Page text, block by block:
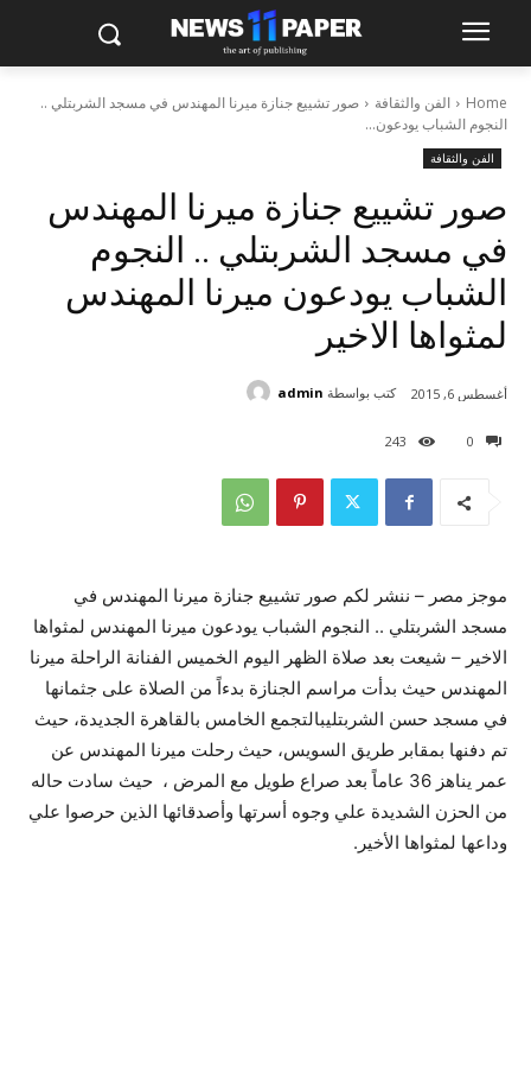
Home الفن والثقافة
صور تشييع جنازة ميرنا المهندس في مسجد الشربتلي ..
النجوم الشباب يودعون...
الفن والثقافة
صور تشييع جنازة ميرنا المهندس
في مسجد الشربتلي .. النجوم
الشباب يودعون ميرنا المهندس
لمثواها الاخير
0
243
أغسطس 6, 2015 كتب بواسطة admin
موجز مصر – ننشر لكم صور تشييع جنازة ميرنا المهندس في
مسجد الشربتلي .. النجوم الشباب يودعون ميرنا المهندس لمثواها
الاخير – شيعت بعد صلاة الظهر اليوم الخميس الفنانة الراحلة ميرنا
المهندس حيث بدأت مراسم الجنازة بدءاً من الصلاة على جثمانها
في مسجد حسن الشربتليبالتجمع الخامس بالقاهرة الجديدة، حيث
تم دفنها بمقابر طريق السويس، حيث رحلت ميرنا المهندس عن
عمر يناهز 36 عاماً بعد صراع طويل مع المرض ، حيث سادت حاله
من الحزن الشديدة علي وجوه أسرتها وأصدقائها الذين حرصوا علي
وداعها لمثواها الأخير.